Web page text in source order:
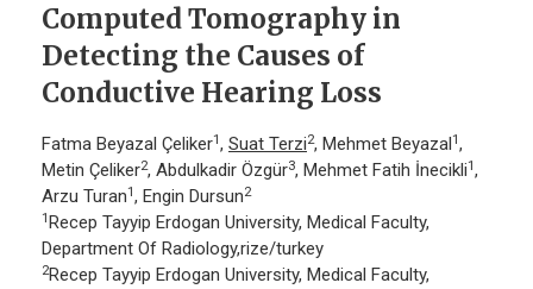
Computed Tomography in
Detecting the Causes of
Conductive Hearing Loss
Fatma Beyazal Çeliker1, Suat Terzi2, Mehmet Beyazal 1,
Metin Çeliker2, Abdulkadir Özgür3, Mehmet Fatih İnecikli1,
Arzu Turan1, Engin Dursun2
1 Recep Tayyip Erdogan University, Medical Faculty,
Department Of Radiology,rize/turkey
2Recep Tayyip Erdogan University, Medical Faculty,